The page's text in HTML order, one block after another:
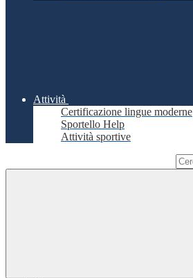
Attività
Certificazione lingue moderne
Sportello Help
Attività sportive